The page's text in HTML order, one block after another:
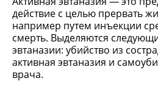
действие с целью прервать
например путем инъекции
смерть. Выделяются
эвтаназии: убийство из
активная эвтаназия и
врача.